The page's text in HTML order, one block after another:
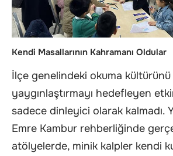
Kendi Masallarının Kahramanı Oldular
İlçe genelindeki okuma kültürünü
yaygınlaştırmayı hedefleyen
sadece dinleyici olarak kalmadı.
Emre Kambur rehberliğinde
atölyelerde, minik kalpler kendi